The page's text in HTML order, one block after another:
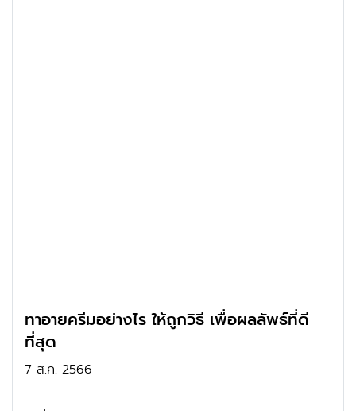
ทาอายครีมอย่างไร ให้ถูกวิธี เพื่อผลลัพธ์ที่ดี
ที่สุด
7 ส.ค. 2566